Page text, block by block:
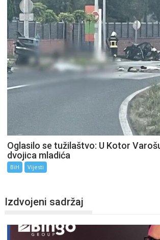
Oglasilo se tužilaštvo: U Kotor
dvojica mladića
BiH Vijesti
Izdvojeni sadržaj